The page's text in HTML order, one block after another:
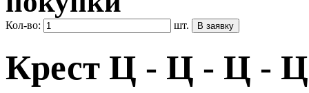
Кол-во: шт.
Крест Ц - Ц - Ц - Ц